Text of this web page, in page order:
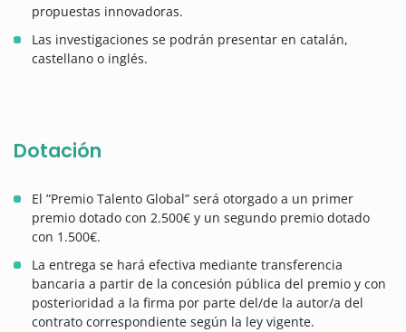
propuestas innovadoras.
Las investigaciones se podrán presentar en catalán,
castellano o inglés.
Dotación
El ”Premio Talento Global” será otorgado a un primer
premio dotado con 2.500€ y un segundo premio dotado
con 1.500€.
La entrega se hará efectiva mediante transferencia
bancaria a partir de la concesión pública del premio y con
posterioridad a la firma por parte del/de la autor/a del
contrato correspondiente según la ley vigente.